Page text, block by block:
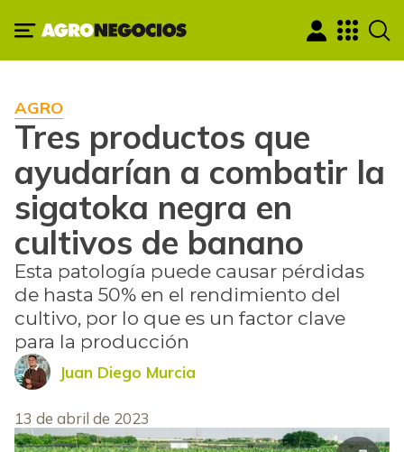
AGRO
Tres productos que
ayudarían a combatir la
sigatoka negra en
cultivos de banano
Esta patología puede causar pérdidas
de hasta 50% en el rendimiento del
cultivo, por lo que es un factor clave
para la producción
Juan Diego Murcia
13 de abril de 2023